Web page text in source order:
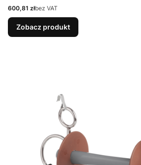
Cena
600,81 złbez VAT
Zobacz produkt